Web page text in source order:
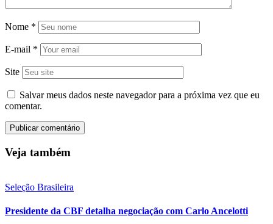
Nome *
E-mail *
Site
Salvar meus dados neste navegador para a próxima vez que eu
comentar.
Veja também
Seleção Brasileira
Presidente da CBF detalha negociação com Carlo Ancelotti